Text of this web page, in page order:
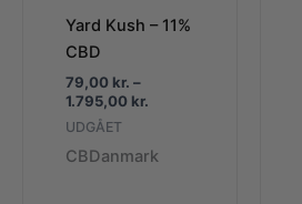
Yard Kush – 11%
CBD
79,00 kr. –
1.795,00 kr.Prisinterval:
1.795,00 kr.
UDGÅET
CBDanmark